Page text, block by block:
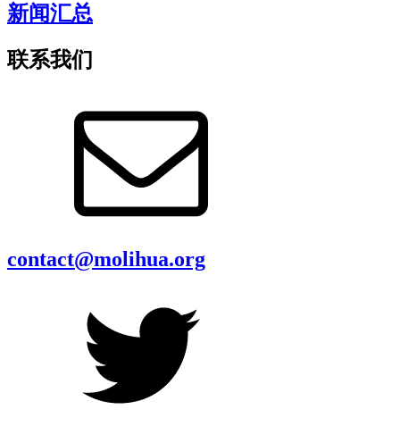
新闻汇总
联系我们
contact@molihua.org